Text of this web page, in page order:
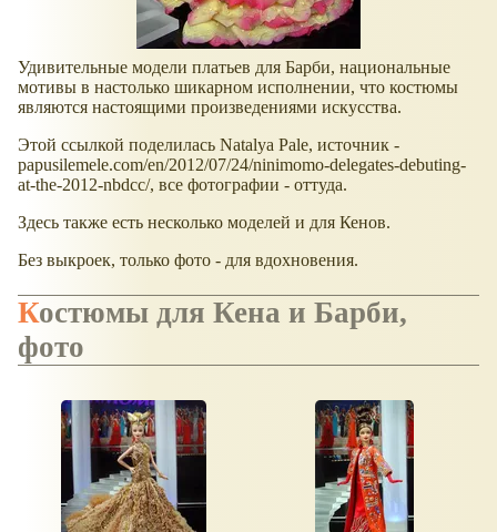
Удивительные модели платьев для Барби, национальные
мотивы в настолько шикарном исполнении, что костюмы
являются настоящими произведениями искусства.
Этой ссылкой поделилась Natalya Pale, источник -
papusilemele.com/en/2012/07/24/ninimomo-delegates-debuting-
at-the-2012-nbdcc/, все фотографии - оттуда.
Здесь также есть несколько моделей и для Кенов.
Без выкроек, только фото - для вдохновения.
Костюмы для Кена и Барби,
фото